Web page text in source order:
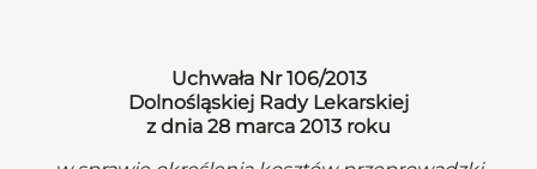
Uchwała Nr 106/2013
Dolnośląskiej Rady Lekarskiej
z dnia 28 marca 2013 roku